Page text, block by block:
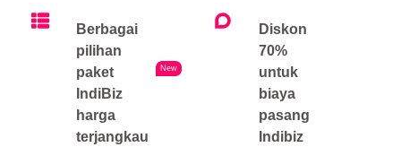
Berbagai
pilihan
paket
IndiBiz
harga
terjangkau
New
Diskon
70%
untuk
biaya
pasang
Indibiz